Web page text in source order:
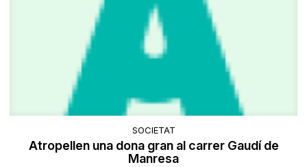
SOCIETAT
Atropellen una dona gran al carrer Gaudí de
Manresa